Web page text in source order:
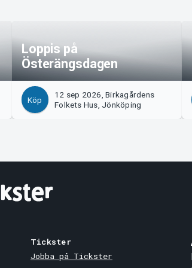
Loppis på
Österängsdagen
Köp
12 sep 2026, Birkagårdens
Folkets Hus, Jönköping
Tickster
Jobba på Tickster